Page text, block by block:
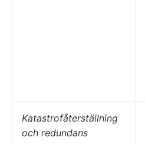
Katastrofåterställning
och redundans